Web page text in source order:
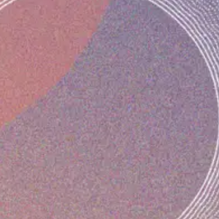
MÉCÉNAT ET DONS
Soutenez
ProQuartet,
rejoignez Le
Cercle !
Devenir mécène